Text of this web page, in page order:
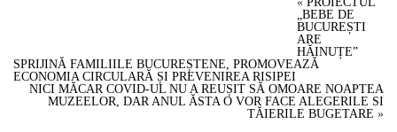
„BEBE DE
BUCUREȘTI
ARE
HĂINUȚE”
SPRIJINĂ FAMILIILE BUCUREȘTENE, PROMOVEAZĂ
ECONOMIA CIRCULARĂ ȘI PREVENIREA RISIPEI
NICI MĂCAR COVID-UL NU A REUȘIT SĂ OMOARE NOAPTEA
MUZEELOR, DAR ANUL ĂSTA O VOR FACE ALEGERILE SI
TĂIERILE BUGETARE »